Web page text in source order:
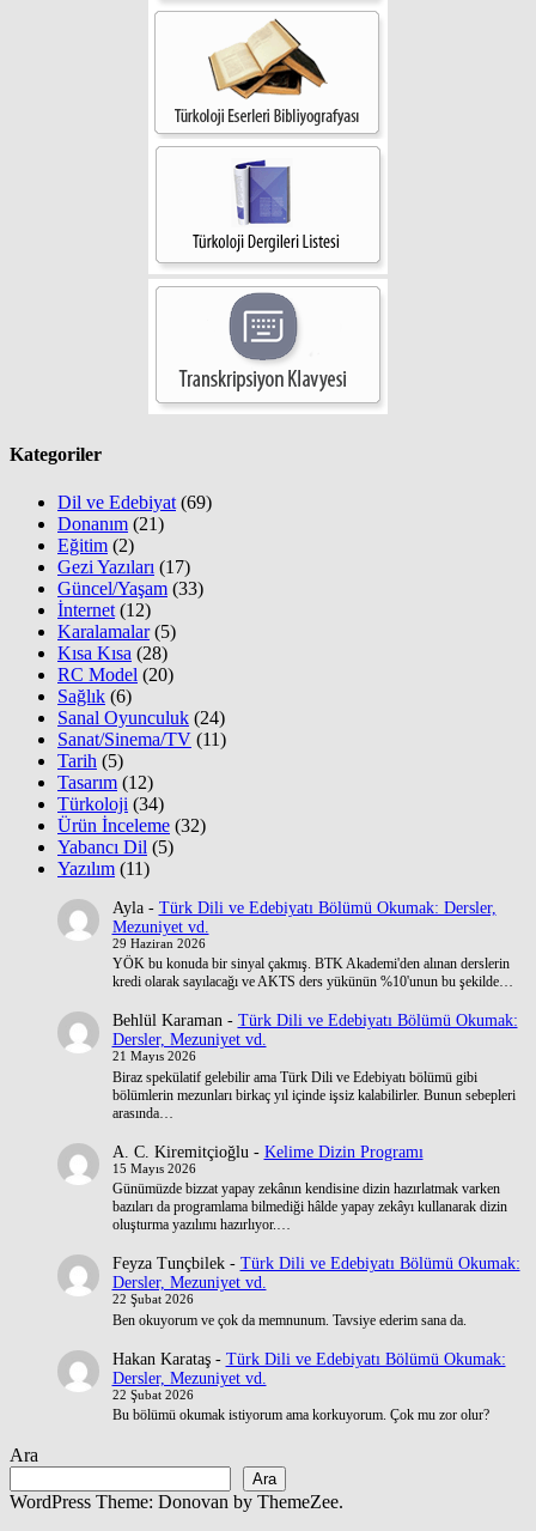
Kategoriler
Dil ve Edebiyat (69)
Donanım (21)
Eğitim (2)
Gezi Yazıları (17)
Güncel/Yaşam (33)
İnternet (12)
Karalamalar(5)
Kısa Kısa (28)
RC Model (20)
Sağlık (6)
Sanal Oyunculuk (24)
Sanat/Sinema/TV (11)
Tarih (5)
Tasarım (12)
Türkoloji (34)
Ürün İnceleme (32)
Yabancı Dil (5)
Yazılım (11)
Ayla- Türk Dili ve Edebiyatı Bölümü Okumak: Dersler,
Mezuniyet vd.
29 Haziran 2026
YÖK bu konuda bir sinyal çakmış. BTK Akademi'den alınan derslerin
kredi olarak sayılacağı ve AKTS ders yükünün %10'unun bu şekilde…
Behlül Karaman- Türk Dili ve Edebiyatı Bölümü Okumak:
Dersler, Mezuniyet vd.
21 Mayıs 2026
Biraz spekülatif gelebilir ama Türk Dili ve Edebiyatı bölümü gibi
bölümlerin mezunları birkaç yıl içinde işsiz kalabilirler. Bunun sebepleri
arasında…
A. C. Kiremitçioğlu - Kelime Dizin Programı
15 Mayıs 2026
Günümüzde bizzat yapay zekânın kendisine dizin hazırlatmak varken
bazıları da programlama bilmediği hâlde yapay zekâyı kullanarak dizin
oluşturma yazılımı hazırlıyor.…
Feyza Tunçbilek- Türk Dili ve Edebiyatı Bölümü Okumak:
Dersler, Mezuniyet vd.
22 Şubat 2026
Ben okuyorum ve çok da memnunum. Tavsiye ederim sana da.
Hakan Karataş- Türk Dili ve Edebiyatı Bölümü Okumak:
Dersler, Mezuniyet vd.
22 Şubat 2026
Bu bölümü okumak istiyorum ama korkuyorum. Çok mu zor olur?
Ara
Ara
WordPress Theme: Donovan by ThemeZee.